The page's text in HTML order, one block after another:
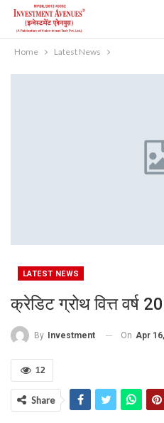
Home Latest News
LATEST NEWS
क्रेडिट ग्रोथ वित्त वर्ष
By Investment On Apr
12
Share